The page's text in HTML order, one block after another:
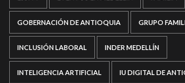
GOBERNACIÓN DE ANTIOQUIA GRUPO
INCLUSIÓN LABORAL INDER MEDELLÍN
INTELIGENCIA ARTIFICIAL IU DIGITAL DE